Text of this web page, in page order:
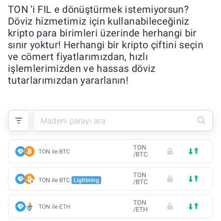
TON 'i FIL e dönüştürmek istemiyorsun?
Döviz hizmetimiz için kullanabileceğiniz
kripto para birimleri üzerinde herhangi bir
sınır yoktur! Herhangi bir kripto çiftini seçin
ve cömert fiyatlarımızdan, hızlı
işlemlerimizden ve hassas döviz
tutarlarımızdan yararlanın!
TON ile BTC
TON
/BTC
TON ile BTC Lightning
TON
/BTC
TON ile ETH
TON
/ETH